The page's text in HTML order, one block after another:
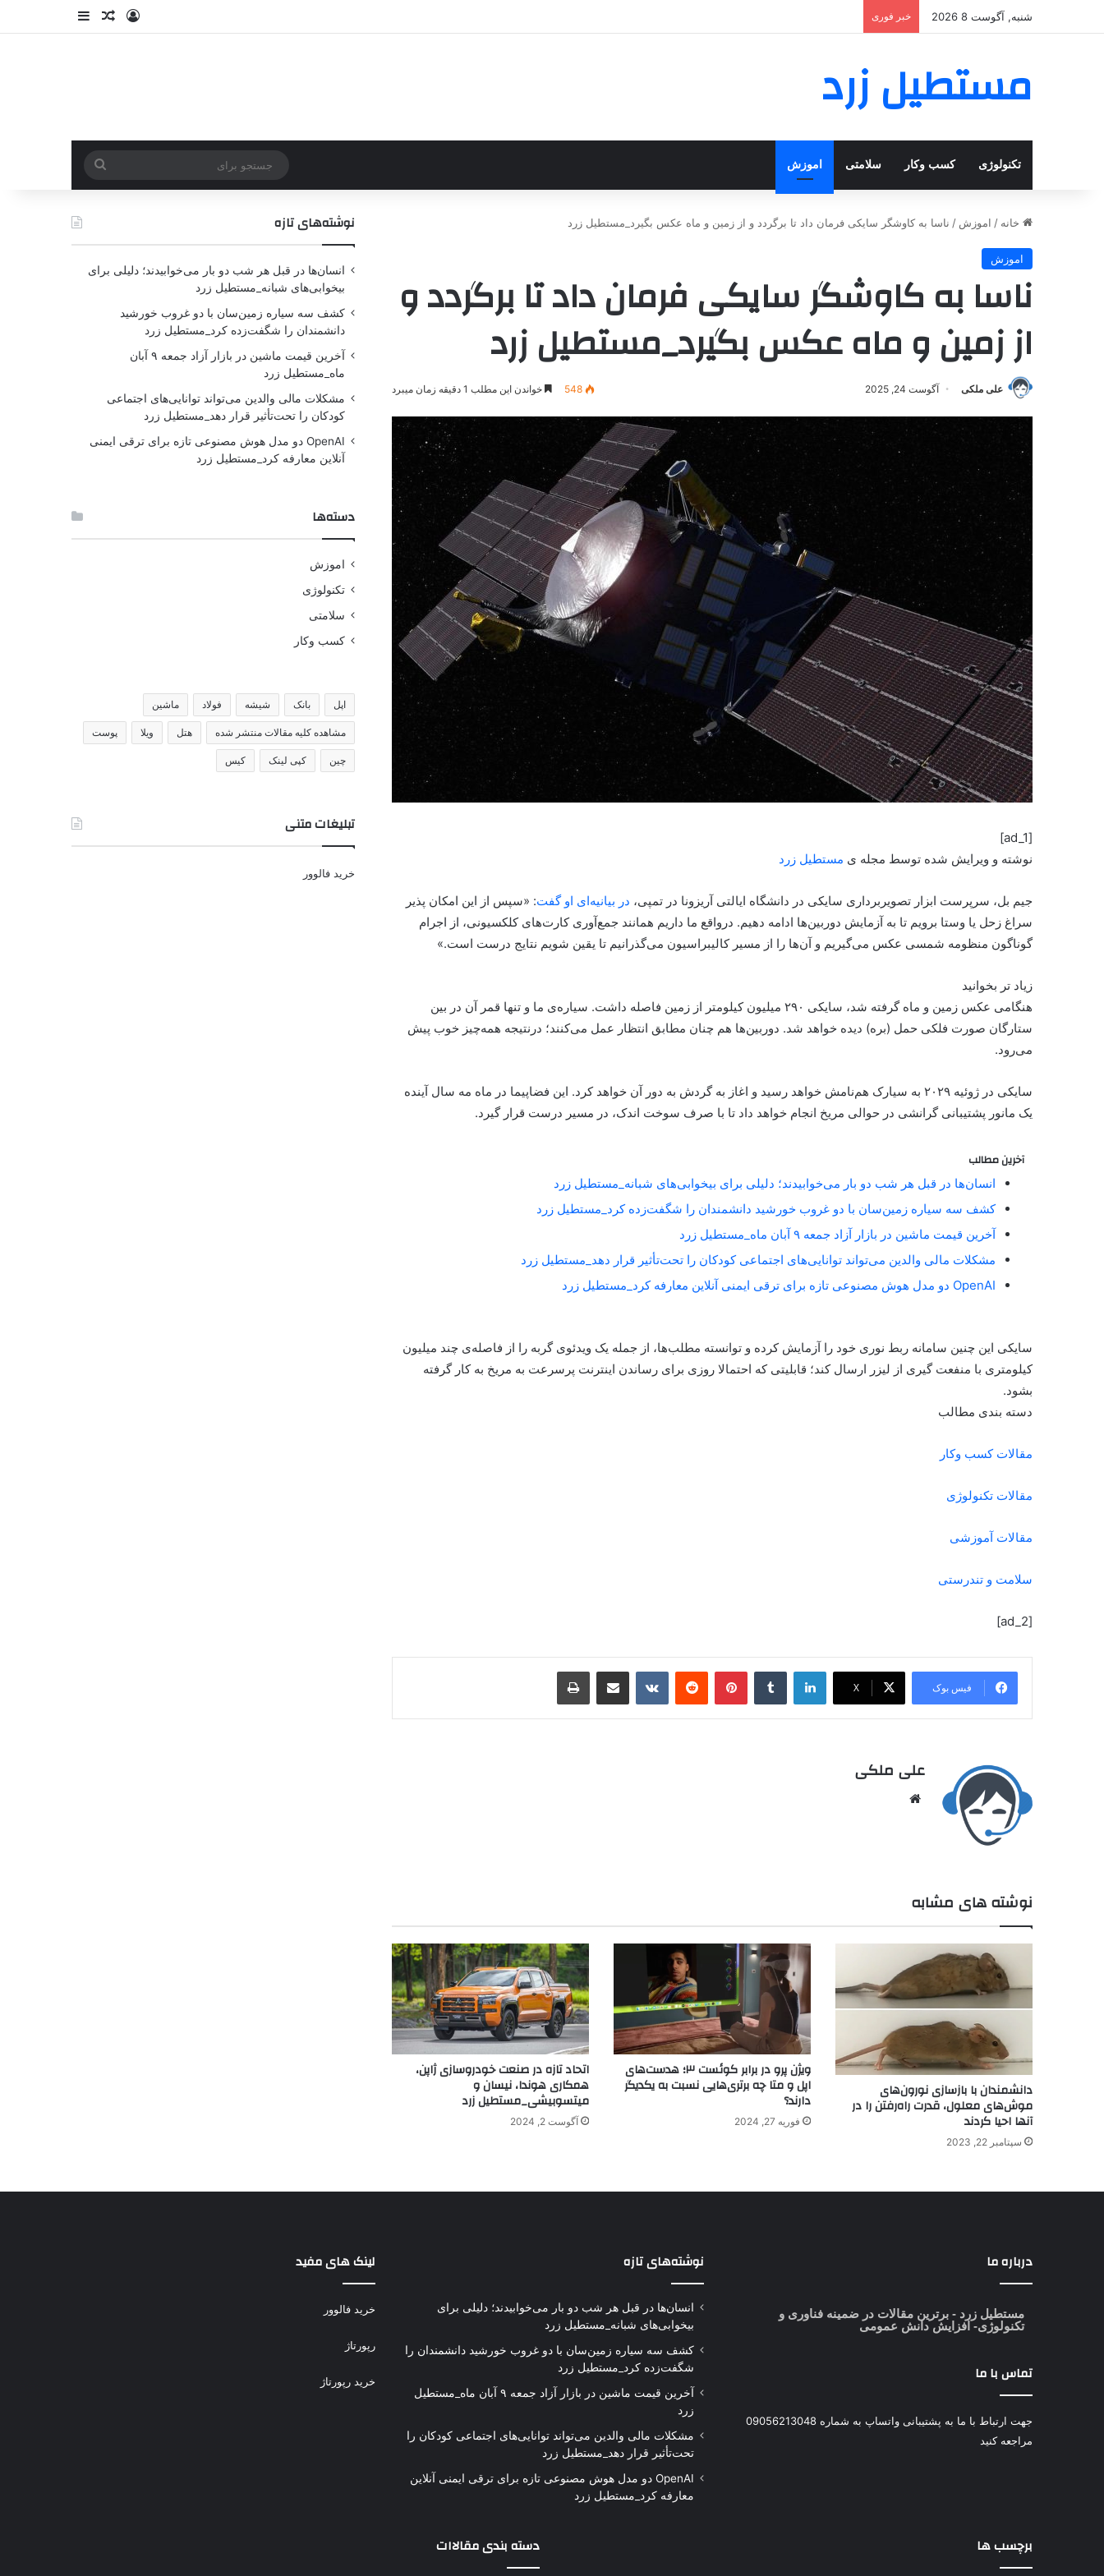
شنبه, آگوست 8 2026 خبر فوری
مستطیل زرد
تکنولوژی کسب وکار سلامتی اموزش
خانه / اموزش / ناسا به کاوشگر سایکی فرمان داد تا برگردد و از زمین و ماه عکس بگیرد_مستطیل زرد
اموزش
ناسا به کاوشگر سایکی فرمان داد تا برگردد و
از زمین و ماه عکس بگیرد_مستطیل زرد
علی ملکی آگوست 24, 2025 548 خواندن این مطلب 1 دقیقه زمان میبرد
[ad_1]
نوشته و ویرایش شده توسط مجله ی مستطیل زرد
جیم بل، سرپرست ابزار تصویربرداری سایکی در دانشگاه ایالتی آریزونا در تمپی، در بیانیه‌ای او گفت: «سپس از این امکان پذیر
سراغ زحل یا وستا برویم تا به آزمایش دوربین‌ها ادامه دهیم. درواقع ما داریم همانند جمع‌آوری کارت‌های کلکسیونی، از اجرام
گوناگون منظومه شمسی عکس می‌گیریم و آن‌ها را از مسیر کالیبراسیون می‌گذرانیم تا یقین شویم نتایج درست است.»
زیاد تر بخوانید
هنگامی عکس زمین و ماه گرفته شد، سایکی ۲۹۰ میلیون کیلومتر از زمین فاصله داشت. سیاره‌ی ما و تنها قمر آن در بین
ستارگان صورت فلکی حمل (بره) دیده خواهد شد. دوربین‌ها هم چنان مطابق انتظار عمل می‌کنند؛ درنتیجه همه‌چیز خوب پیش
می‌رود.
سایکی در ژوئیه ۲۰۲۹ به سیارک هم‌نامش خواهد رسید و اغاز به گردش به دور آن خواهد کرد. این فضاپیما در ماه مه سال آینده
یک مانور پشتیبانی گرانشی در حوالی مریخ انجام خواهد داد تا با صرف سوخت اندک، در مسیر درست قرار گیرد.
آخرین مطالب
انسان‌ها در قبل هر شب دو بار می‌خوابیدند؛ دلیلی برای بیخوابی‌های شبانه_مستطیل زرد
کشف سه سیاره زمین‌سان با دو غروب خورشید دانشمندان را شگفت‌زده کرد_مستطیل زرد
آخرین قیمت ماشین در بازار آزاد جمعه ۹ آبان ماه_مستطیل زرد
مشکلات مالی والدین می‌تواند توانایی‌های اجتماعی کودکان را تحت‌تأثیر قرار دهد_مستطیل زرد
OpenAI دو مدل هوش مصنوعی تازه برای ترقی ایمنی آنلاین معارفه کرد_مستطیل زرد
سایکی این چنین سامانه ربط نوری خود را آزمایش کرده و توانسته مطلب‌ها، از جمله یک ویدئوی گربه را از فاصله‌ی چند میلیون
کیلومتری با منفعت گیری از لیزر ارسال کند؛ قابلیتی که احتمالا روزی برای رساندن اینترنت پرسرعت به مریخ به کار گرفته
بشود.
دسته بندی مطالب
مقالات کسب وکار
مقالات تکنولوژی
مقالات آموزشی
سلامت و تندرستی
[ad_2]
فیس بوک X
علی ملکی
نوشته های مشابه
دانشمندان با بازسازی نورون‌های
موش‌های معلول، قدرت راه‌رفتن را در
آنها احیا کردند
سپتامبر 22, 2023
ویژن پرو در برابر کوئست ۳؛ هدست‌های
اپل و متا چه برتری‌هایی نسبت به یکدیگر
دارند؟
فوریه 27, 2024
اتحاد تازه در صنعت خودروسازی ژاپن،
همکاری هوندا، نیسان و
میتسوبیشی_مستطیل زرد
آگوست 2, 2024
نوشته‌های تازه
انسان‌ها در قبل هر شب دو بار می‌خوابیدند؛ دلیلی برای
بیخوابی‌های شبانه_مستطیل زرد
کشف سه سیاره زمین‌سان با دو غروب خورشید
دانشمندان را شگفت‌زده کرد_مستطیل زرد
آخرین قیمت ماشین در بازار آزاد جمعه ۹ آبان
ماه_مستطیل زرد
مشکلات مالی والدین می‌تواند توانایی‌های اجتماعی
کودکان را تحت‌تأثیر قرار دهد_مستطیل زرد
OpenAI دو مدل هوش مصنوعی تازه برای ترقی ایمنی
آنلاین معارفه کرد_مستطیل زرد
دسته‌ها
اموزش
تکنولوژی
سلامتی
کسب وکار
اپل بانک شیشه فولاد ماشین
مشاهده کلیه مقالات منتشر شده هتل ویلا پوست
چین کپی لینک کیس
تبلیغات متنی
خرید فالوور
درباره ما
مستطیل زرد - برترین مقالات در ضمینه فناوری و
تکنولوژی- افزایش دانش عمومی
تماس با ما
جهت ارتباط با ما به پشتیبانی واتساپ به شماره 09056213048
مراجعه کنید
نوشته‌های تازه
انسان‌ها در قبل هر شب دو بار می‌خوابیدند؛ دلیلی برای
بیخوابی‌های شبانه_مستطیل زرد
کشف سه سیاره زمین‌سان با دو غروب خورشید دانشمندان را
شگفت‌زده کرد_مستطیل زرد
آخرین قیمت ماشین در بازار آزاد جمعه ۹ آبان ماه_مستطیل
زرد
مشکلات مالی والدین می‌تواند توانایی‌های اجتماعی کودکان را
تحت‌تأثیر قرار دهد_مستطیل زرد
OpenAI دو مدل هوش مصنوعی تازه برای ترقی ایمنی آنلاین
معارفه کرد_مستطیل زرد
لینک های مفید
خرید فالوور
رپورتاژ
خرید رپورتاژ
برچسب ها دسته بندی مقالاات